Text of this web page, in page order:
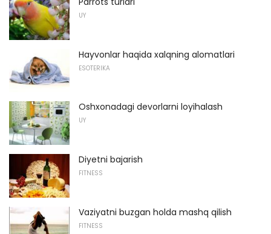
UY
Hayvonlar haqida xalqning alomatlari
ESOTERIKA
Oshxonadagi devorlarni loyihalash
UY
Diyetni bajarish
FITNESS
Vaziyatni buzgan holda mashq qilish
FITNESS